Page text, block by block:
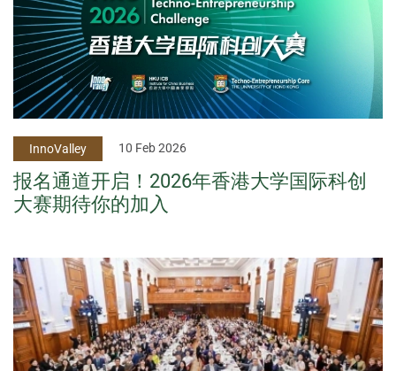
InnoValley 10 Feb 2026
报名通道开启！2026年香港大学国际科创
大赛期待你的加入